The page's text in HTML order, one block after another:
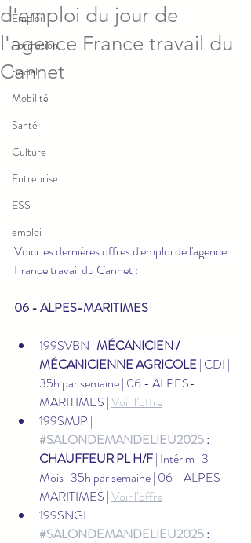
Emploi
Formation
Social
Mobilité
Santé
Culture
Entreprise
ESS
emploi
d'emploi du jour de
l'agence France travail du
Cannet
Voici les dernières offres d'emploi de l'agence
France travail du Cannet :
06 - ALPES-MARITIMES
199SVBN | MÉCANICIEN /
MÉCANICIENNE AGRICOLE | CDI |
35h par semaine | 06 - ALPES-
MARITIMES | Voir l’offre
199SMJP |
#SALONDEMANDELIEU2025 :
CHAUFFEUR PL H/F | Intérim | 3
Mois | 35h par semaine | 06 - ALPES
MARITIMES | Voir l’offre
199SNGL |
#SALONDEMANDELIEU2025 :